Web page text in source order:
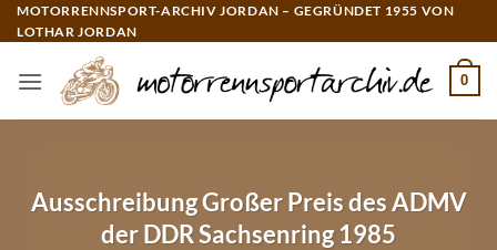
Zum
Inhalt
MOTORRENNSPORT-ARCHIV JORDAN – GEGRÜNDET 1955 VON
LOTHAR JORDAN
0
Ausschreibung Großer Preis des ADMV
der DDR Sachsenring 1985